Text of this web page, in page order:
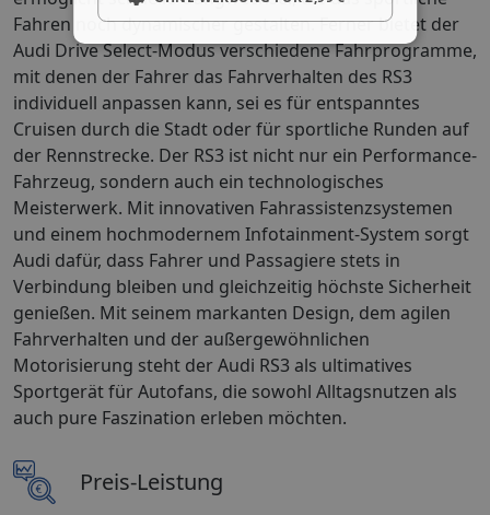
Fahren noch dynamischer gestalten. Ferner bietet der
Audi Drive Select-Modus verschiedene Fahrprogramme,
mit denen der Fahrer das Fahrverhalten des RS3
individuell anpassen kann, sei es für entspanntes
Cruisen durch die Stadt oder für sportliche Runden auf
der Rennstrecke. Der RS3 ist nicht nur ein Performance-
Fahrzeug, sondern auch ein technologisches
Meisterwerk. Mit innovativen Fahrassistenzsystemen
und einem hochmodernem Infotainment-System sorgt
Audi dafür, dass Fahrer und Passagiere stets in
Verbindung bleiben und gleichzeitig höchste Sicherheit
genießen. Mit seinem markanten Design, dem agilen
Fahrverhalten und der außergewöhnlichen
Motorisierung steht der Audi RS3 als ultimatives
Sportgerät für Autofans, die sowohl Alltagsnutzen als
auch pure Faszination erleben möchten.
Preis-Leistung